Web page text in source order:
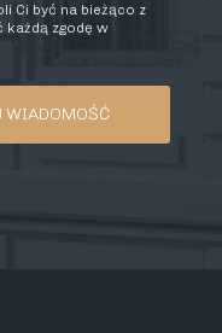
Ci być na bieżąco z
każdą zgodę w